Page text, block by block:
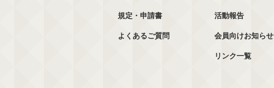
規定・申請書
よくあるご質問
活動報告
会員向けお知らせ
リンク一覧